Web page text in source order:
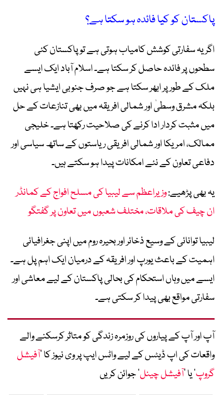
پاکستان کو کیا فائدہ ہو سکتا ہے؟
اگر یہ سفارتی کوشش کامیاب ہوتی ہے تو پاکستان کئی
سطحوں پر فائدہ حاصل کر سکتا ہے۔ اسلام آباد ایک ایسے
ملک کے طور پر ابھر سکتا ہے جو صرف جنوبی ایشیا ہی نہیں
بلکہ مشرق وسطیٰ اور شمالی افریقہ میں بھی تنازعات کے حل
میں مثبت کردار ادا کرنے کی صلاحیت رکھتا ہے۔ خلیجی
ممالک، امریکا اور شمالی افریقی ریاستوں کے ساتھ سیاسی اور
دفاعی تعاون کے نئے امکانات پیدا ہو سکتے ہیں۔
یہ بھی پڑھیے:وزیراعظم سے لیبیا کی مسلح افواج کے کمانڈر
ان چیف کی ملاقات، مختلف شعبوں میں تعاون پر گفتگو
لیبیا توانائی کے وسیع ذخائر اور بحیرہ روم میں اپنی جغرافیائی
اہمیت کے باعث یورپ اور افریقہ کے درمیان ایک اہم پل ہے۔
ایسے میں وہاں استحکام کی بحالی پاکستان کے لیے معاشی اور
سفارتی مواقع بھی پیدا کر سکتی ہے۔
آپ اور آپ کے پیاروں کی روزمرہ زندگی کو متاثر کرسکنے والے
واقعات کی اپ ڈیٹس کے لیے واٹس ایپ پر وی نیوز کا ’آفیشل
گروپ‘ یا ’آفیشل چینل‘ جوائن کریں